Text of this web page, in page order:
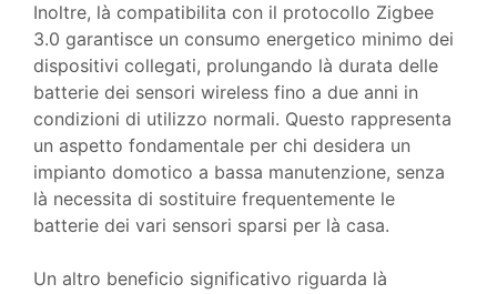
Inoltre, là compatibilita con il protocollo Zigbee
3.0 garantisce un consumo energetico minimo dei
dispositivi collegati, prolungando là durata delle
batterie dei sensori wireless fino a due anni in
condizioni di utilizzo normali. Questo rappresenta
un aspetto fondamentale per chi desidera un
impianto domotico a bassa manutenzione, senza
là necessita di sostituire frequentemente le
batterie dei vari sensori sparsi per là casa.
Un altro beneficio significativo riguarda là